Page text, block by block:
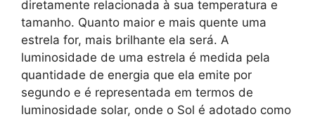
diretamente relacionada à sua temperatura e
tamanho. Quanto maior e mais quente uma
estrela for, mais brilhante ela será. A
luminosidade de uma estrela é medida pela
quantidade de energia que ela emite por
segundo e é representada em termos de
luminosidade solar, onde o Sol é adotado como